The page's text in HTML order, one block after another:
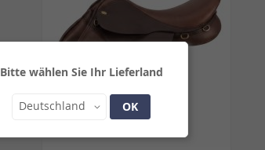
Bitte wählen Sie Ihr Lieferland
Land
Deutschland OK